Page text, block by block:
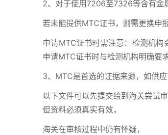
2、对于使用7206至7326等含有金
若未能提供MTC证书，则需更换申
申请MTC证书时需注意：检测机
申请MTC证书时与检测机构明确要
3、MTC是首选的证据来源，如供
以下文件可以先提交给到海关尝试审
但资料必须真实有效，
海关在审核过程中仍有怀疑，